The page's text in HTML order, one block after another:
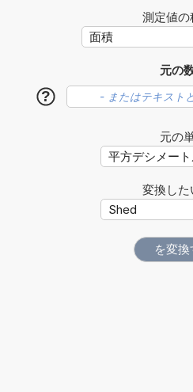
測定値の
元の
?
元の
変換した